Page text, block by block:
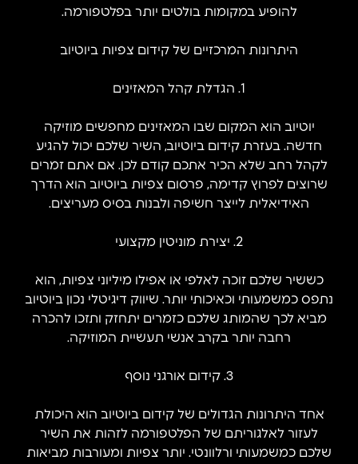
להופיע במקומות בולטים יותר בפלטפורמה.
היתרונות המרכזיים של קידום צפיות ביוטיוב
1. הגדלת קהל המאזינים
יוטיוב הוא המקום שבו המאזינים מחפשים מוזיקה
חדשה. בעזרת קידום ביוטיוב, השיר שלכם יכול להגיע
לקהל רחב שלא הכיר אתכם קודם לכן. אם אתם זמרים
שרוצים לפרוץ קדימה, פרסום צפיות ביוטיוב הוא הדרך
האידיאלית לייצר חשיפה ולבנות בסיס מעריצים.
2. יצירת מוניטין מקצועי
כששיר שלכם זוכה לאלפי או אפילו מיליוני צפיות, הוא
נתפס כמשמעותי וכאיכותי יותר. שיווק דיגיטלי נכון ביוטיוב
מביא לכך שהמותג שלכם כזמרים יתחזק ותזכו להכרה
רחבה יותר בקרב אנשי תעשיית המוזיקה.
3. קידום אורגני נוסף
אחד היתרונות הגדולים של קידום ביוטיוב הוא היכולת
לעזור לאלגוריתם של הפלטפורמה לזהות את השיר
שלכם כמשמעותי ורלוונטי. יותר צפיות ומעורבות מביאות